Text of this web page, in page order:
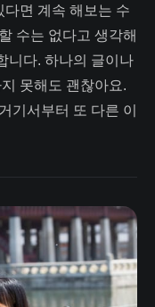
다면 계속 해보는 수
수는 없다고 생각해
니다. 하나의 글이나
못해도 괜찮아요.
기서부터 또 다른 이